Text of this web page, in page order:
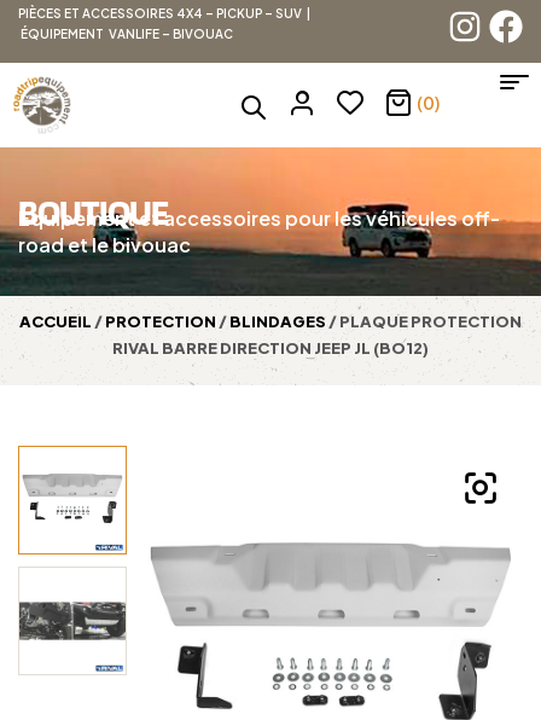
PIÈCES ET ACCESSOIRES 4X4 – PICKUP – SUV |
ÉQUIPEMENT VANLIFE – BIVOUAC
(0)
BOUTIQUE
Équipement et accessoires pour les véhicules off-
road et le bivouac
ACCUEIL /PROTECTION /BLINDAGES / PLAQUE PROTECTION
RIVAL BARRE DIRECTION JEEP JL (BO12)